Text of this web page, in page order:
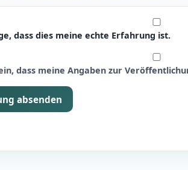
dass dies meine echte Erfahrung ist.
dass meine Angaben zur
absenden